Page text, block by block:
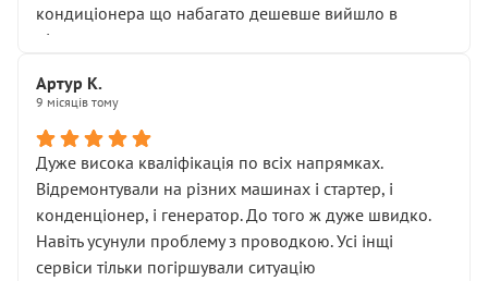
кондиціонера що набагато дешевше вийшло в
підсумку.
Артур К.
9 місяців тому
Дуже висока кваліфікація по всіх напрямках.
Відремонтували на різних машинах і стартер, і
конденціонер, і генератор. До того ж дуже швидко.
Навіть усунули проблему з проводкою. Усі інщі
сервіси тільки погіршували ситуацію